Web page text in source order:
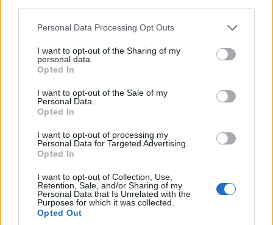
Please note that this website/app uses one or more Google
not limited to your visit or usage behaviour. You may click to
grant or deny consent to Google and its third-party tags to
use your data for below specified purposes in below Google
consent section.
Personal Data Processing Opt Outs
I want to opt-out of the Sharing of my
personal data.
Opted In
I want to opt-out of the Sale of my
Personal Data.
Opted In
I want to opt-out of processing my
Personal Data for Targeted Advertising.
Opted In
I want to opt-out of Collection, Use,
Retention, Sale, and/or Sharing of my
Personal Data that Is Unrelated with the
Purposes for which it was collected.
Opted Out